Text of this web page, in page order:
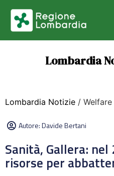
Lombardia
Lombardia Notizie / Welfare
Autore:Davide Bertani
Sanità, Gallera:
risorse per